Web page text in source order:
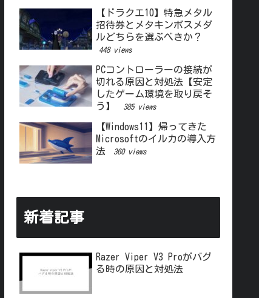
【ドラクエ10】特急メタル
招待券とメタキンボスメダ
ルどちらを選ぶべきか？
448 views
PCコントローラーの接続が
切れる原因と対処法【安定
したゲーム環境を取り戻そ
う】
385 views
【Windows11】帰ってきた
Microsoftのイルカの導入方
法
360 views
新着記事
Razer Viper V3 Proがバグ
る時の原因と対処法